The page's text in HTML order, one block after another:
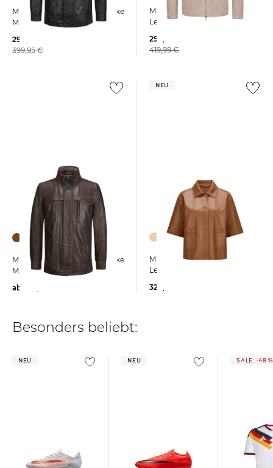
Milestone | Herren Lederjacke
MSBERNARDO aus Leder
299,90 €
399,95 €
Milestone | Herren
Lederjacke MSDEVAN
293,99 €
419,99 €
Milestone | Herren Lederjacke
MSBERNARDO aus Leder
ab
NEU
Milestone | Damen
Lederjacke MSBETTY
329,99 €
Besonders beliebt:
NEU NEU SALE: -48 %